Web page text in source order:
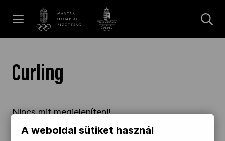
Dakar 2026
Curling
Nincs mit megjeleníteni!
A weboldal sütiket használ